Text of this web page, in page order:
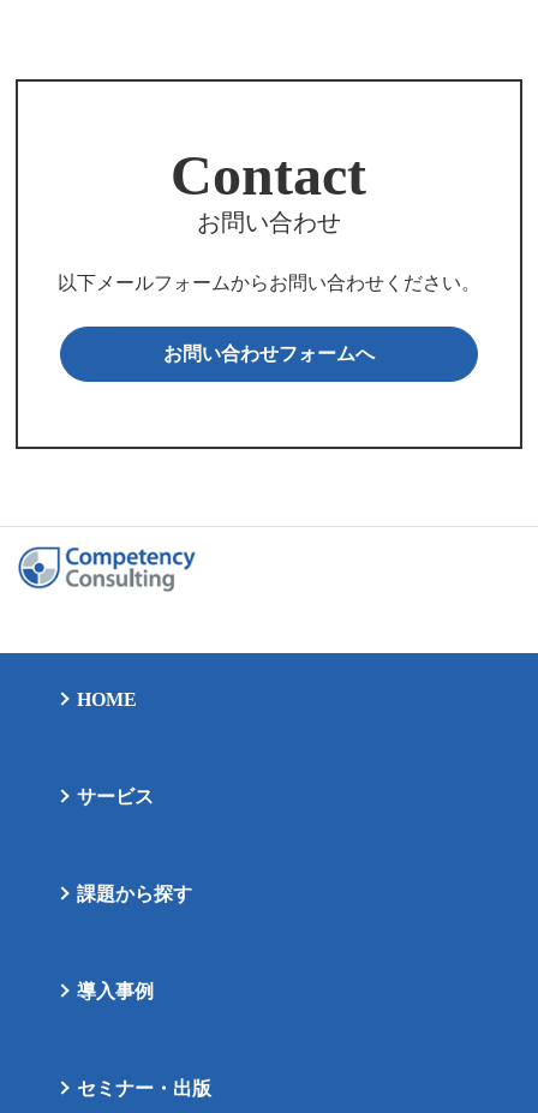
Contact
お問い合わせ
以下メールフォームからお問い合わせください。
お問い合わせフォームへ
HOME
サービス
課題から探す
導入事例
セミナー・出版